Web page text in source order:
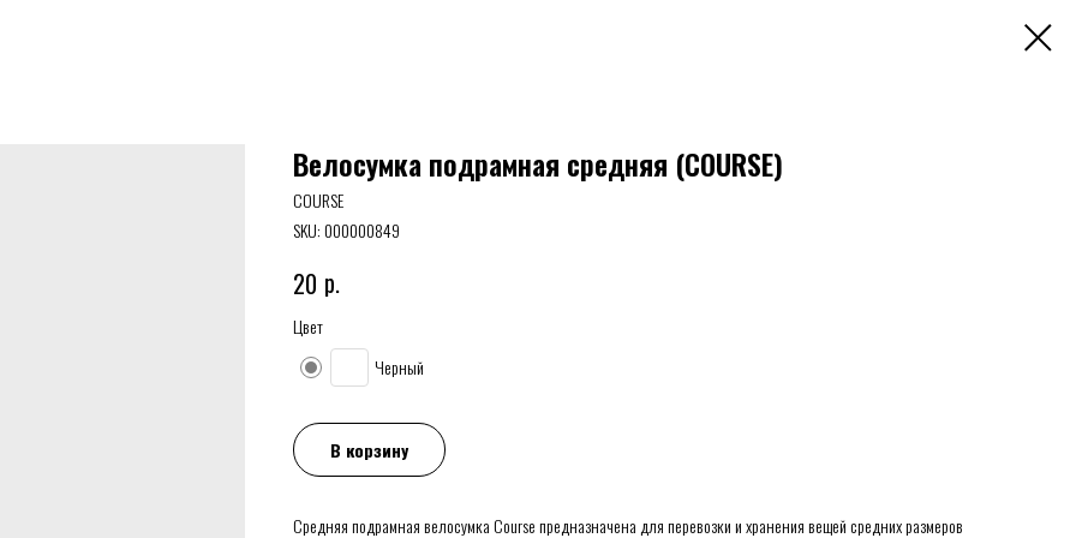
Велосумка подрамная средняя (COURSE)
COURSE
SKU:000000849
20 р.
Цвет
Черный
В корзину
Средняя подрамная велосумка Course предназначена для перевозки и хранения вещей средних размеров